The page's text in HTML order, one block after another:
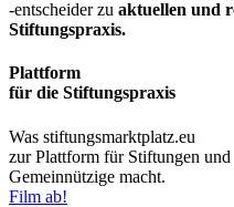
-entscheider zu aktuellen und
Stiftungspraxis.
Plattform
für die Stiftungspraxis
Was stiftungsmarktplatz.eu
zur Plattform für Stiftungen und
Gemeinnützige macht.
Film ab!